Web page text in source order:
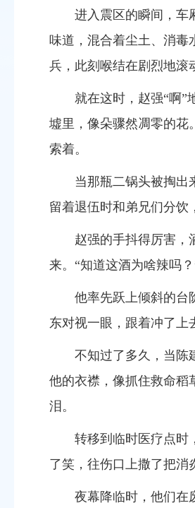
进入震区的瞬间，车
味道，混合着尘土、消
兵，此刻喉结在剧烈地滚
就在这时，赵强“啊 ”
墟里，像朵骤然凋零的花
索着。
当那瓶二锅头被掏出
留着退伍时和弟兄们分饮
赵强的手抖得厉害，
来。 “知道这酒为啥辣吗？
他率先跃上倾斜的台
东对视一眼，跟着冲了上
不知过了多久，当陈
他的衣襟，像抓住救命稻
泪。
转移到临时医疗点时
了笑，往伤口上撒了把消
夜幕降临时，他们在